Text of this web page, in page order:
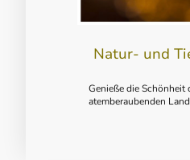
Natur- und
Genieße die Schönheit
atemberaubenden